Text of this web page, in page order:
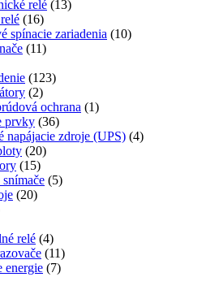
relé (13)
(16)
spínacie zariadenia (10)
(11)
(123)
(2)
ochrana (1)
prvky (36)
napájacie zdroje (UPS) (4)
(20)
(15)
(5)
(20)
relé (4)
(11)
energie (7)